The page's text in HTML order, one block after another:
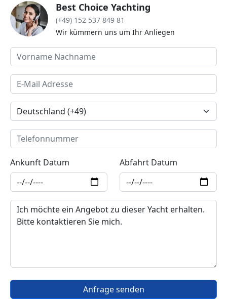
Best Choice Yachting
(+49) 152 537 849 81
Wir kümmern uns um Ihr Anliegen
Ankunft Datum Abfahrt Datum
Anfrage senden